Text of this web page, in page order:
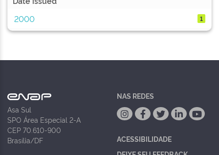
2000
1
Asa Sul
SPO Área Especial 2-A
CEP 70.610-900
Brasília/DF
NAS REDES
ACESSIBILIDADE